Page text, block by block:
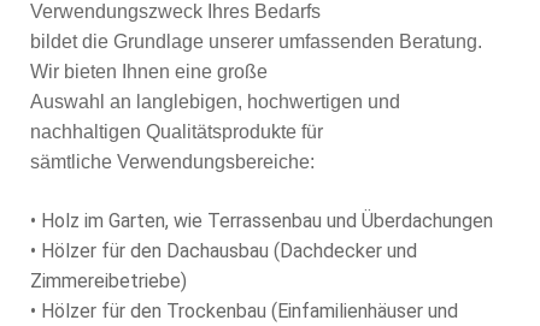
Verwendungszweck Ihres Bedarfs
bildet die Grundlage unserer umfassenden Beratung.
Wir bieten Ihnen eine große
Auswahl an langlebigen, hochwertigen und
nachhaltigen Qualitätsprodukte für
sämtliche Verwendungsbereiche:
• Holz im Garten, wie Terrassenbau und Überdachungen
• Hölzer für den Dachausbau (Dachdecker und
Zimmereibetriebe)
• Hölzer für den Trockenbau (Einfamilienhäuser und